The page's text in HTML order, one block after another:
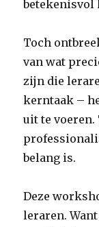
betekenisvol
Toch
van wat
zijn die
kerntaak –
uit te
belang is.
Deze
leraren.